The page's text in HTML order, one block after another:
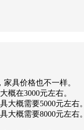
具价格也不一样。
概在3000元左右。
大概需要5000元左右。
大概需要8000元左右。